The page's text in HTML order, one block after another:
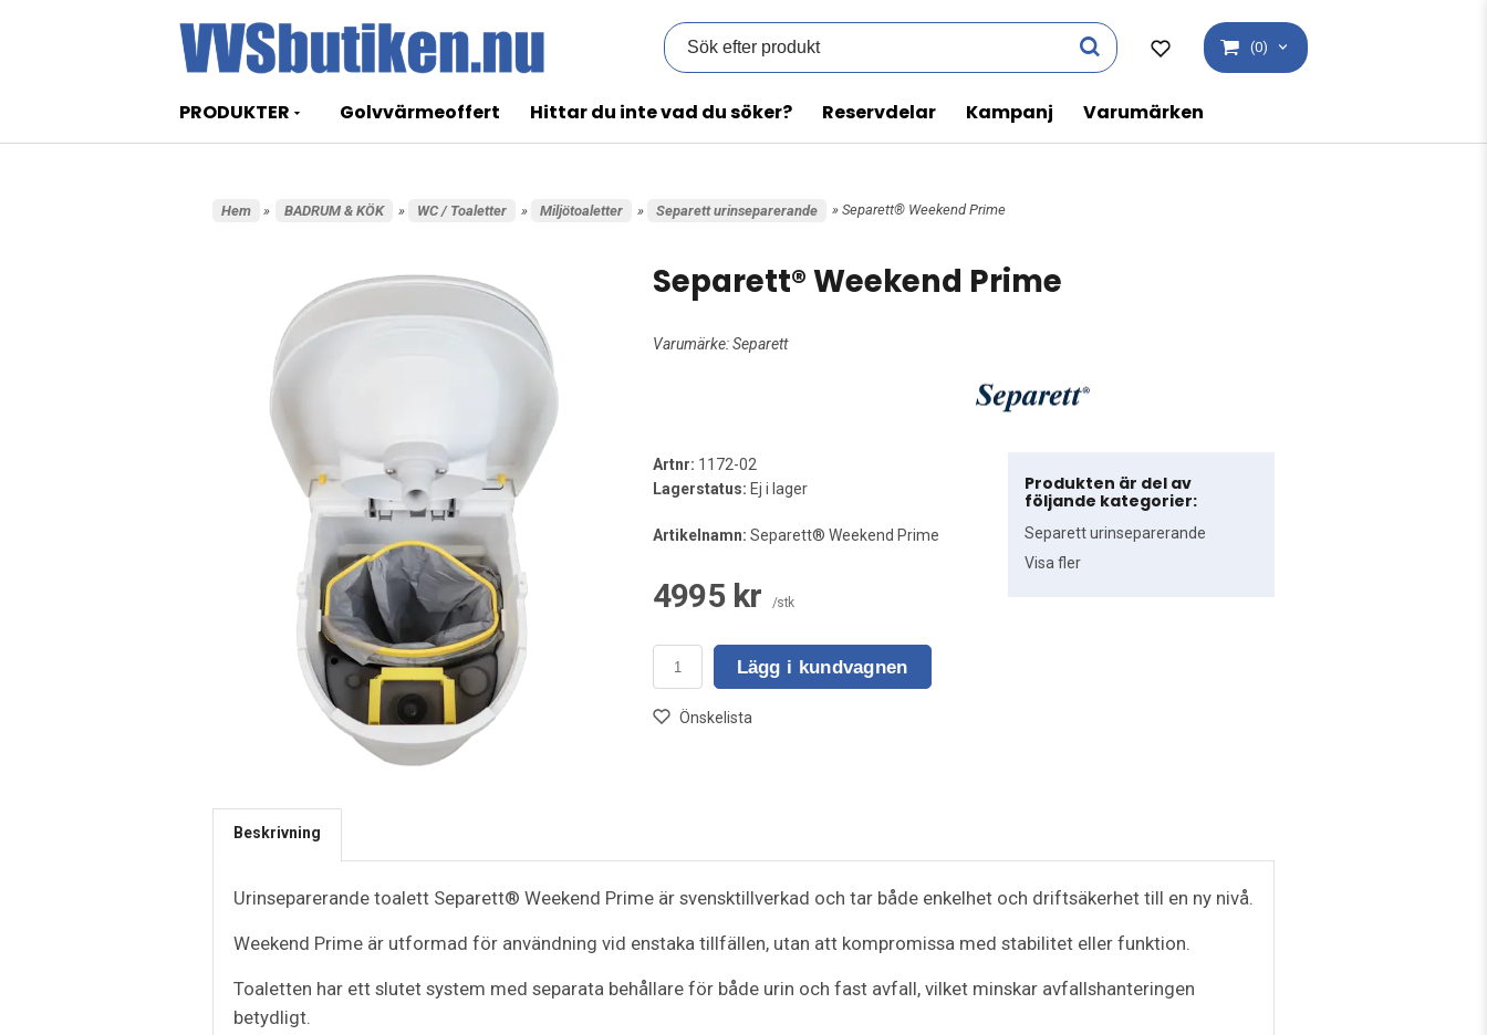
(0)
PRODUKTER Golvvärmeoffert Hittar du inte vad du söker? Reservdelar Kampanj Varumärken
Hem » BADRUM & KÖK » WC / Toaletter » Miljötoaletter » Separett urinseparerande » Separett® Weekend Prime
Separett® Weekend Prime
Varumärke:Separett
Artnr: 1172-02
Lagerstatus: Ej i lager
Artikelnamn: Separett® Weekend Prime
4995 kr /stk
Lägg i kundvagnen
Önskelista
Produkten är del av
följande kategorier:
Separett urinseparerande
Visa fler
Beskrivning
Urinseparerande toalett Separett® Weekend Prime är svensktillverkad och tar både enkelhet och driftsäkerhet till en ny nivå.
Weekend Prime är utformad för användning vid enstaka tillfällen, utan att kompromissa med stabilitet eller funktion.
Toaletten har ett slutet system med separata behållare för både urin och fast avfall, vilket minskar avfallshanteringen
betydligt.